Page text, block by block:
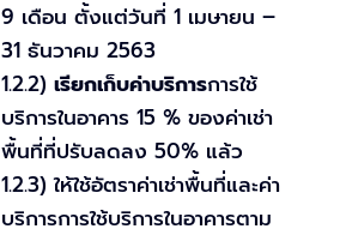
9 เดือน ตั้งแต่วันที่ 1 เมษายน –
31 ธันวาคม 2563
1.2.2) เรียกเก็บค่าบริการการใช้
บริการในอาคาร 15 % ของค่าเช่า
พื้นที่ที่ปรับลดลง 50% แล้ว
1.2.3) ให้ใช้อัตราค่าเช่าพื้นที่และค่า
บริการการใช้บริการในอาคารตาม